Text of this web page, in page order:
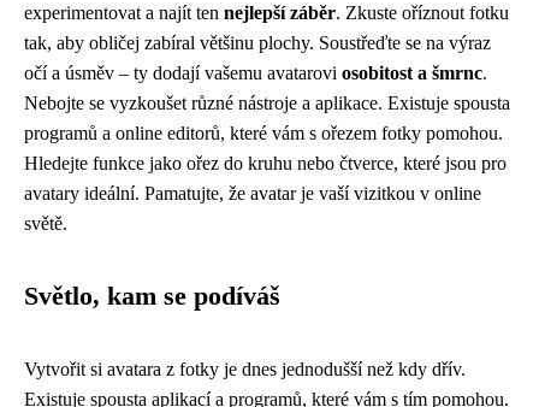
experimentovat a najít ten nejlepší záběr. Zkuste oříznout fotku
tak, aby obličej zabíral většinu plochy. Soustřeďte se na výraz
očí a úsměv – ty dodají vašemu avatarovi osobitost a šmrnc.
Nebojte se vyzkoušet různé nástroje a aplikace. Existuje spousta
programů a online editorů, které vám s ořezem fotky pomohou.
Hledejte funkce jako ořez do kruhu nebo čtverce, které jsou pro
avatary ideální. Pamatujte, že avatar je vaší vizitkou v online
světě.
Světlo, kam se podíváš
Vytvořit si avatara z fotky je dnes jednodušší než kdy dřív.
Existuje spousta aplikací a programů, které vám s tím pomohou.